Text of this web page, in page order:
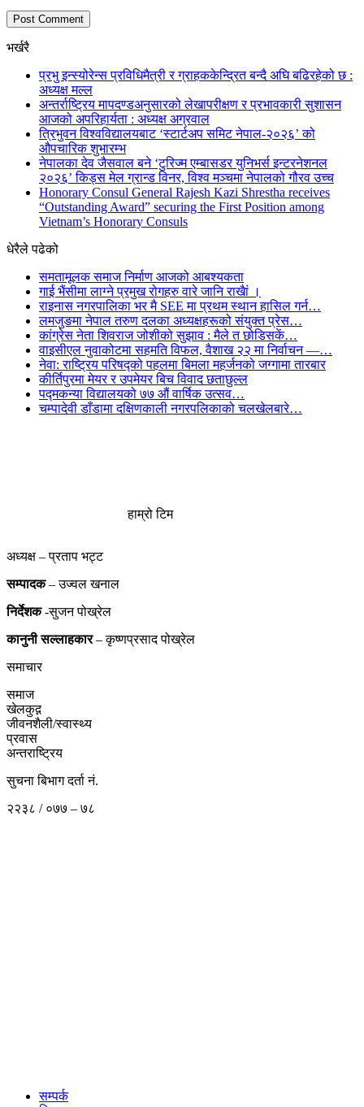
भर्खरै
प्रभु इन्स्योरेन्स प्रविधिमैत्री र ग्राहककेन्द्रित बन्दै अघि बढिरहेको छ :
अध्यक्ष मल्ल
अन्तर्राष्ट्रिय मापदण्डअनुसारको लेखापरीक्षण र प्रभावकारी सुशासन
आजको अपरिहार्यता : अध्यक्ष अग्रवाल
त्रिभुवन विश्वविद्यालयबाट ‘स्टार्टअप समिट नेपाल-२०२६’ को
औपचारिक शुभारम्भ
नेपालका देव जैसवाल बने ‘टुरिज्म एम्बासडर युनिभर्स इन्टरनेशनल
२०२६’ किड्स मेल ग्रान्ड विनर, विश्व मञ्चमा नेपालको गौरव उच्च
Honorary Consul General Rajesh Kazi Shrestha receives
“Outstanding Award” securing the First Position among
Vietnam’s Honorary Consuls
धेरैले पढेको
समतामूलक समाज निर्माण आजको आबश्यकता
गाई भैंसीमा लाग्ने प्रमुख रोगहरु वारे जानि राखैां ।
राइनास नगरपालिका भर मै SEE मा प्रथम स्थान हासिल गर्न…
लमजुङमा नेपाल तरुण दलका अध्यक्षहरूको संयुक्त प्रेस…
कांग्रेस नेता शिवराज जोशीको सुझाव : मैले त छोडिसकें…
वाइसीएल नुवाकोटमा सहमति विफल, वैशाख २२ मा निर्वाचन —…
नेवा: राष्ट्रिय परिषद्को पहलमा बिमला महर्जनको जग्गामा तारबार
कीर्तिपुरमा मेयर र उपमेयर बिच विवाद छताछुल्ल
पद्मकन्या विद्यालयको ७७ औं ‌‌वार्षिक ‌उत्सव…
चम्पादेवी डाँडामा दक्षिणकाली नगरपलिकाको चलखेलबारे…
हाम्रो टिम
अध्यक्ष – प्रताप भट्ट
सम्पादक– उज्वल खनाल
निर्देशक-सुजन पोख्रेल
कानुनी सल्लाहकार– कृष्णप्रसाद पोख्रेल
समाचार
समाज
खेलकुद़़
जीवनशैली/स्वास्थ्य
प्रवास
अन्तराष्ट्रिय
सुचना बिभाग दर्ता नं.
२२३८ / ०७७ – ७८
सम्पर्क